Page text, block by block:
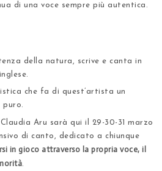
di una voce sempre più autentica.
della natura, scrive e canta in
che fa di quest’artista un
puro.
Aru sarà qui il 29-30-31 marzo
di canto, dedicato a chiunque
in gioco attraverso la propria voce, il